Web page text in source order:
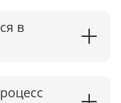
в